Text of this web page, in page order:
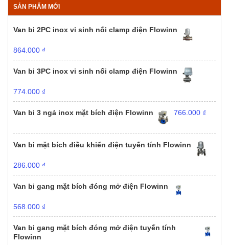
SẢN PHẨM MỚI
Van bi 2PC inox vi sinh nối clamp điện Flowinn
864.000 ₫
Van bi 3PC inox vi sinh nối clamp điện Flowinn
774.000 ₫
Van bi 3 ngả inox mặt bích điện Flowinn 766.000 ₫
Van bi mặt bích điều khiển điện tuyến tính Flowinn
286.000 ₫
Van bi gang mặt bích đóng mở điện Flowinn
568.000 ₫
Van bi gang mặt bích đóng mở điện tuyến tính
Flowinn